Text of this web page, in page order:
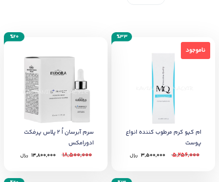
ناموجود
%33
ناموجود
ام کیو کرم مرطوب کننده انواع
پوست
5,256,000
3,500,000 ﷼
%20
سرم آبرسان اُ 2 پلاس پرفکت
ادورامکس
18,500,000
14,800,000 ﷼